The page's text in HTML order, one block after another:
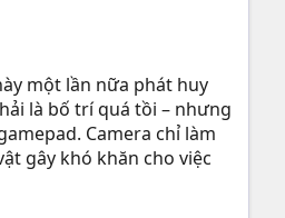
một lần nữa phát huy
là bố trí quá tồi – nhưng
Camera chỉ làm
gây khó khăn cho việc